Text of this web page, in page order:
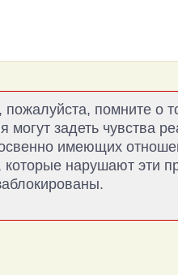
помните о
могут задеть чувства
имеющих
которые нарушают эти